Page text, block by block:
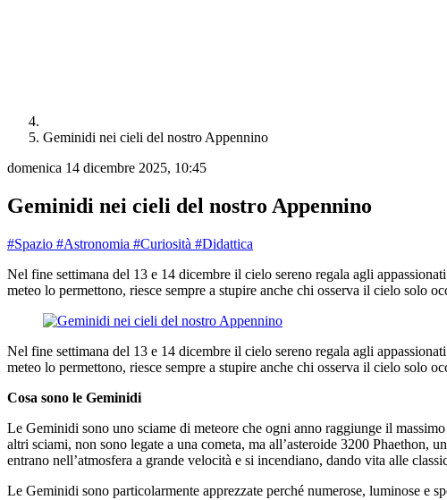
Geminidi nei cieli del nostro Appennino
domenica 14 dicembre 2025, 10:45
Geminidi nei cieli del nostro Appennino
#Spazio #Astronomia #Curiosità #Didattica
Nel fine settimana del 13 e 14 dicembre il cielo sereno regala agli
meteo lo permettono, riesce sempre a stupire anche chi osserva il cielo solo
Nel fine settimana del 13 e 14 dicembre il cielo sereno regala agli
meteo lo permettono, riesce sempre a stupire anche chi osserva il cielo solo
Cosa sono le Geminidi
Le Geminidi sono uno sciame di meteore che ogni anno raggiunge il
altri sciami, non sono legate a una cometa, ma all’asteroide 3200 Phaethon,
entrano nell’atmosfera a grande velocità e si incendiano, dando vita alle
Le Geminidi sono particolarmente apprezzate perché numerose, luminose e